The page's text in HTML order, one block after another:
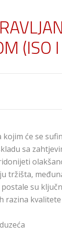
(ISO
će se
sa
tržišta,
su